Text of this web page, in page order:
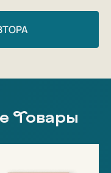
Товары